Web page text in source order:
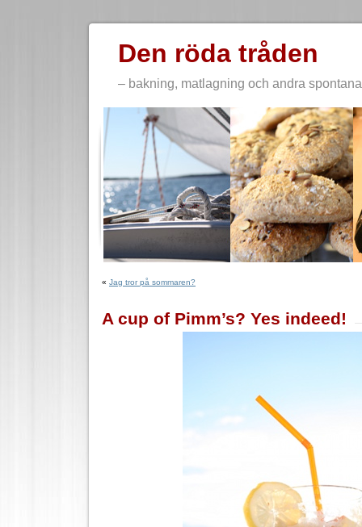
Den röda tråden
– bakning, matlagning och andra
« Jag tror på sommaren?
A cup of Pimm’s? Yes indeed!